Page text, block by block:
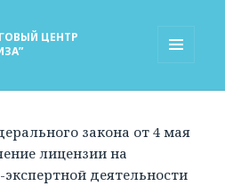
ЦЕНТР
закона от 4 мая
лицензии на
деятельности